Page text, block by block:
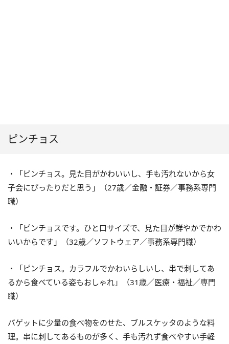
ピンチョス
・「ピンチョス。見た目がかわいいし、手も汚れないから女
子会にぴったりだと思う」（27歳／金融・証券／事務系専門
職）
・「ピンチョスです。ひと口サイズで、見た目が鮮やかでかわ
いいからです」（32歳／ソフトウェア／事務系専門職）
・「ピンチョス。カラフルでかわいらしいし、串で刺してあ
るから食べている姿もおしゃれ」（31歳／医療・福祉／専門
職）
バゲットに少量の食べ物をのせた、ブルスケッタのような料
理。串に刺してあるものが多く、手も汚れず食べやすい手軽